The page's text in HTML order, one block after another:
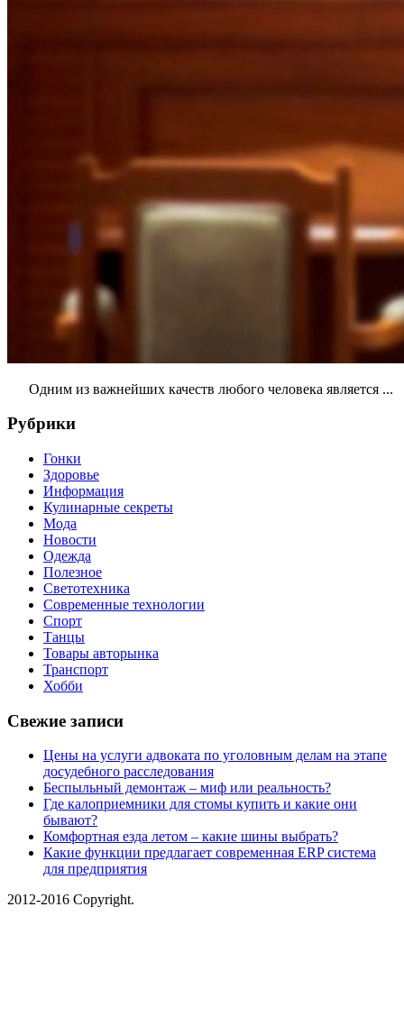
Одним из важнейших качеств любого человека является ...
Рубрики
Гонки
Здоровье
Информация
Кулинарные секреты
Мода
Новости
Одежда
Полезное
Светотехника
Современные технологии
Спорт
Танцы
Товары авторынка
Транспорт
Хобби
Свежие записи
Цены на услуги адвоката по уголовным делам на этапе
досудебного расследования
Беспыльный демонтаж – миф или реальность?
Где калоприемники для стомы купить и какие они
бывают?
Комфортная езда летом – какие шины выбрать?
Какие функции предлагает современная ERP система
для предприятия
2012-2016 Copyright.